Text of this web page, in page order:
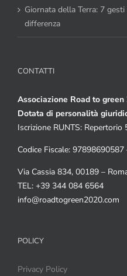
Giornata della Terra: 7
differenza
CONTATTI
Associazione Road to green
Dotata di personalità
Iscrizione RUNTS: Repertorio
Codice Fiscale:
Via Cassia 834, 00189 –
TEL: +39 344 084 6564
info@roadtogreen2020.com
POLICY
Privacy Policy